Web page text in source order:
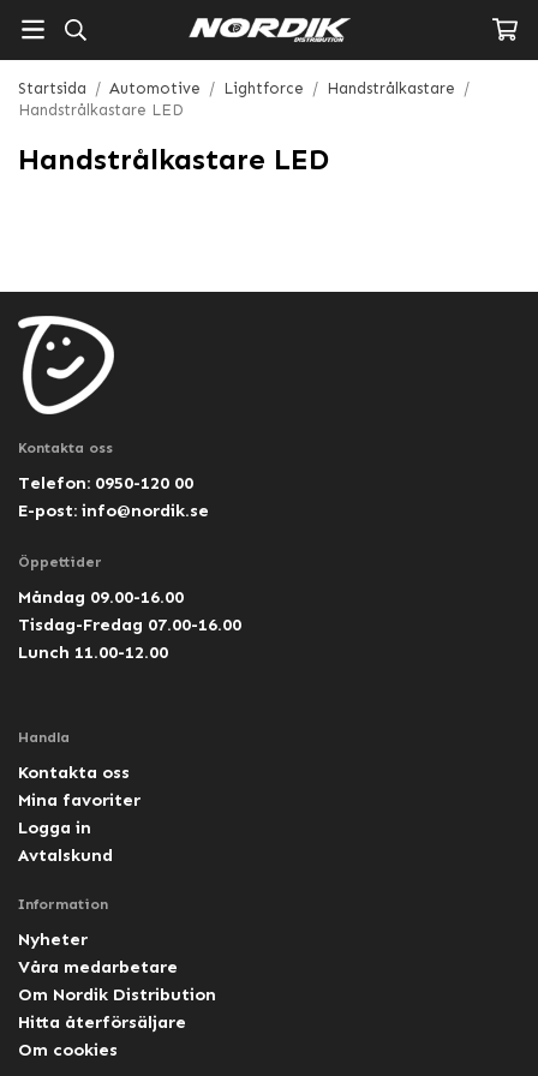
Startsida / Automotive / Lightforce / Handstrålkastare /
Handstrålkastare LED
Handstrålkastare LED
Kontakta oss
Telefon: 0950-120 00
E-post: info@nordik.se
Öppettider
Måndag 09.00-16.00
Tisdag-Fredag 07.00-16.00
Lunch 11.00-12.00
Handla
Kontakta oss
Mina favoriter
Logga in
Avtalskund
Information
Nyheter
Våra medarbetare
Om Nordik Distribution
Hitta återförsäljare
Om cookies